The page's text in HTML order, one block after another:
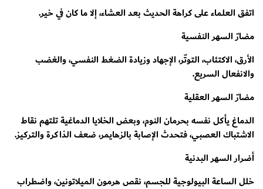
اتفق العلماء على كراهة الحديث بعد العشاء، إلا ما كان في خير.
مضارّ السهر النفسية
الأرق، الاكتئاب، التوتّر، الإجهاد وزيادة الضغط النفسي، والغضب
والانفعال السريع.
مضارّ السهر العقلية
الدماغ يأكل نفسه بحرمان النوم، وبعض الخلايا الدماغية تلتهم نقاط
الاشتباك العصبي، فتحدث الإصابة بالزهايمر، ضعف الذاكرة والتركيز.
أضرار السهر البدنية
خلل الساعة البيولوجية للجسم، نقص هرمون الميلاتونين، واضطراب